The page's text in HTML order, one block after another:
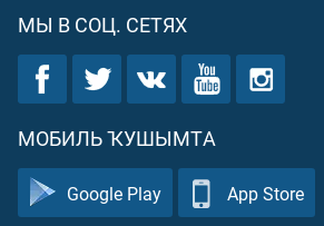
МЫ В СОЦ. СЕТЯХ
МОБИЛЬ ҠУШЫМТА
Google Play App Store